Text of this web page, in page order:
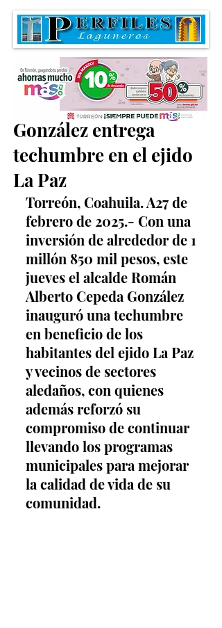
Román Alberto Cepeda
González entrega
techumbre en el ejido
La Paz
Torreón, Coahuila. A27 de
febrero de 2025.- Con una
inversión de alrededor de 1
millón 850 mil pesos, este
jueves el alcalde Román
Alberto Cepeda González
inauguró una techumbre
en beneficio de los
habitantes del ejido La Paz
y vecinos de sectores
aledaños, con quienes
además reforzó su
compromiso de continuar
llevando los programas
municipales para mejorar
la calidad de vida de su
comunidad.